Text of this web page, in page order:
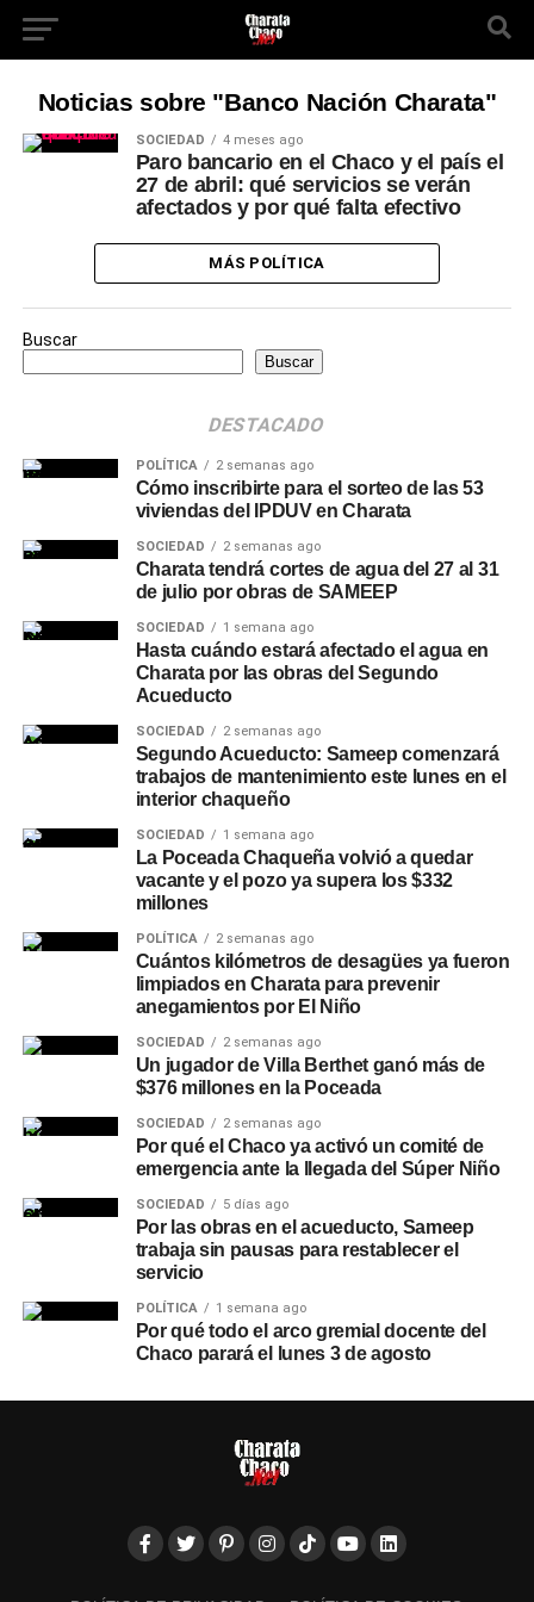
Noticias sobre "Banco Nación Charata"
SOCIEDAD 4 meses ago
Paro bancario en el Chaco y el país el
27 de abril: qué servicios se verán
afectados y por qué falta efectivo
MÁS POLÍTICA
Buscar
Buscar
DESTACADO
POLÍTICA 2 semanas ago
Cómo inscribirte para el sorteo de las 53
viviendas del IPDUV en Charata
SOCIEDAD 2 semanas ago
Charata tendrá cortes de agua del 27 al 31
de julio por obras de SAMEEP
SOCIEDAD 1 semana ago
Hasta cuándo estará afectado el agua en
Charata por las obras del Segundo
Acueducto
SOCIEDAD 2 semanas ago
Segundo Acueducto: Sameep comenzará
trabajos de mantenimiento este lunes en el
interior chaqueño
SOCIEDAD 1 semana ago
La Poceada Chaqueña volvió a quedar
vacante y el pozo ya supera los $332
millones
POLÍTICA 2 semanas ago
Cuántos kilómetros de desagües ya fueron
limpiados en Charata para prevenir
anegamientos por El Niño
SOCIEDAD 2 semanas ago
Un jugador de Villa Berthet ganó más de
$376 millones en la Poceada
SOCIEDAD 2 semanas ago
Por qué el Chaco ya activó un comité de
emergencia ante la llegada del Súper Niño
SOCIEDAD 5 días ago
Por las obras en el acueducto, Sameep
trabaja sin pausas para restablecer el
servicio
POLÍTICA 1 semana ago
Por qué todo el arco gremial docente del
Chaco parará el lunes 3 de agosto